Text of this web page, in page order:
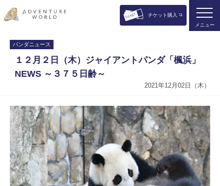
チケット購入
メニュー
パンダニュース
１２月２日（木）ジャイアントパンダ「楓浜」
NEWS ～３７５日齢～
2021年12月02日（木）